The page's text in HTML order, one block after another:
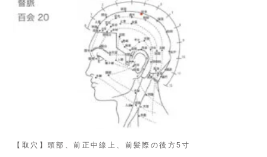
【取穴】頭部、前正中線上、前髪際の後方5寸